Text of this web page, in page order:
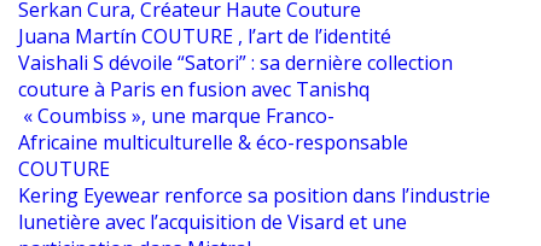
Serkan Cura, Créateur Haute Couture
Juana Martín COUTURE , l’art de l’identité
Vaishali S dévoile “Satori” : sa dernière collection
couture à Paris en fusion avec Tanishq
« Coumbiss », une marque Franco-
Africaine multiculturelle & éco-responsable
COUTURE
Kering Eyewear renforce sa position dans l’industrie
lunetière avec l’acquisition de Visard et une